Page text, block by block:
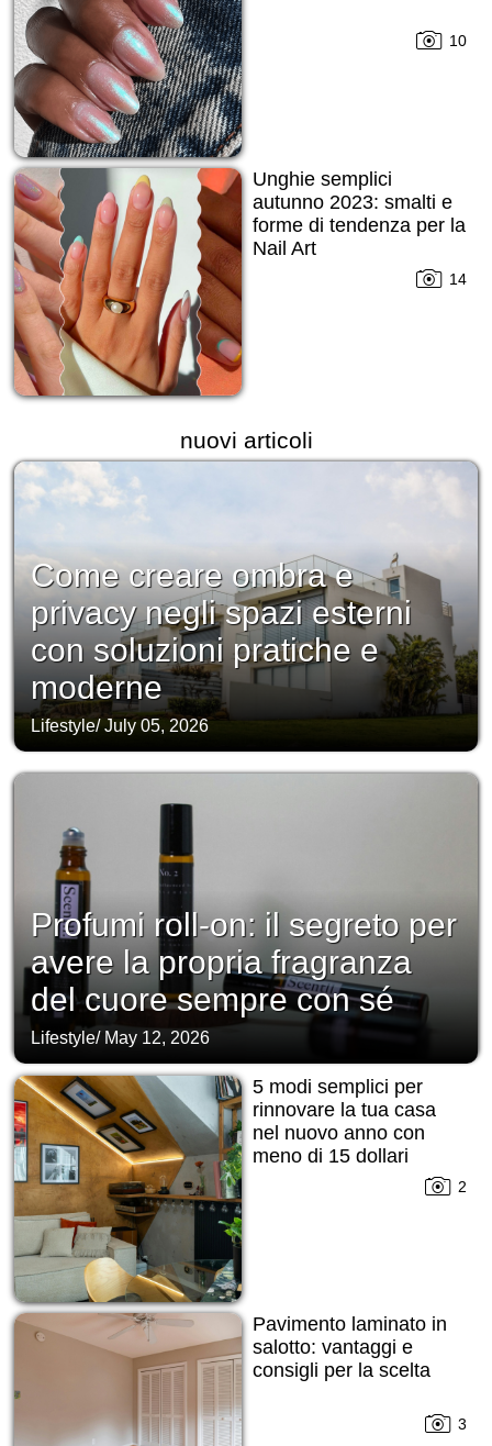
10
Unghie semplici
autunno 2023: smalti e
forme di tendenza per la
Nail Art
14
nuovi articoli
Come creare ombra e
privacy negli spazi esterni
con soluzioni pratiche e
moderne
Lifestyle/July 05, 2026
Profumi roll-on: il segreto per
avere la propria fragranza
del cuore sempre con sé
Lifestyle/ May 12, 2026
5 modi semplici per
rinnovare la tua casa
nel nuovo anno con
meno di 15 dollari
2
Pavimento laminato in
salotto: vantaggi e
consigli per la scelta
3